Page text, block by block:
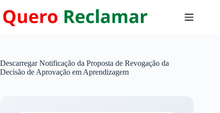
para
o
Descarregar Notificação da Proposta de Revogação da
Decisão de Aprovação em Aprendizagem